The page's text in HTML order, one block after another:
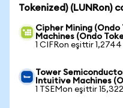
Tokenized) (LUNRon)
Cipher Mining
Machines (Ondo
1 CIFRon eşittir
Tower
Intuitive Machines
1 TSEMon eşittir